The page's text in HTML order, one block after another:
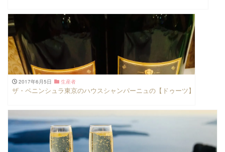
2017年6月5日 生産者
ザ・ペニンシュラ東京のハウスシャンパーニュの【ドゥーツ】